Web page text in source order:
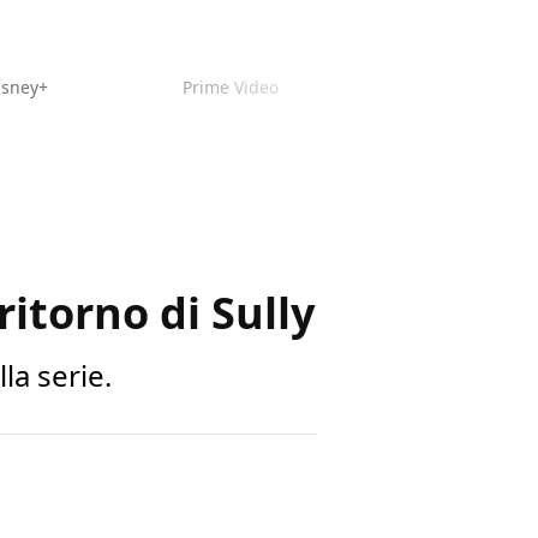
Prime Video
di Sully
serie.